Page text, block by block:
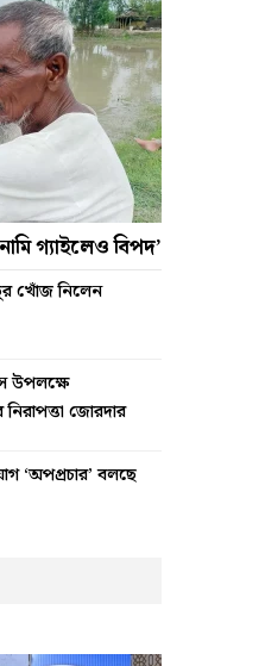
গ্যাইলেও বিপদ’
খোঁজ নিলেন
উপলক্ষে
জোরদার
‘অপপ্রচার’ বলছে